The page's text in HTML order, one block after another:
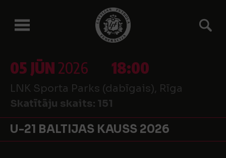
05 JŪN2026 18:00
LNK Sporta Parks (dabīgais), Rīga
Skatītāju skaits: 151
U-21 BALTIJAS KAUSS 2026